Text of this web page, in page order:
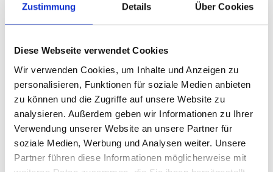
Zustimmung Details Über Cookies
Diese Webseite verwendet Cookies
Wir verwenden Cookies, um Inhalte und Anzeigen zu
personalisieren, Funktionen für soziale Medien anbieten
zu können und die Zugriffe auf unsere Website zu
analysieren. Außerdem geben wir Informationen zu Ihrer
Verwendung unserer Website an unsere Partner für
soziale Medien, Werbung und Analysen weiter. Unsere
Partner führen diese Informationen möglicherweise mit
vertrieben. Durch kontinuierliche Neu- und
Weiterentwicklung hat das Unternehmen
Rollstuhlrampen für Menschen mit
Behinderung und Aluminium-
Auffahrrampen für die Transportindustrie
inne. Das Produktspektrum reicht von
mobilen Rampen bis zu fest montierten,
modularen Lösungen. Ein weiteres wichtiges
Segment sind Produkte für die
Wohnraumanpassung. Hier bietet FEAL